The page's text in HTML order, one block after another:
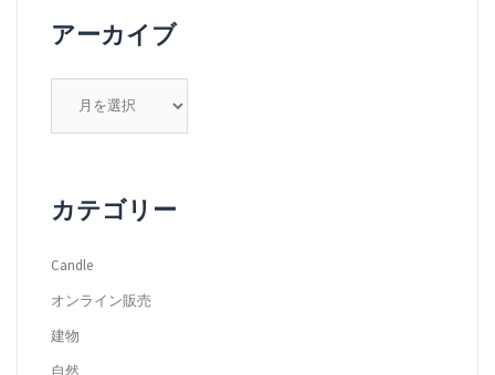
アーカイブ
カ
カテゴリー
Candle
オンライン販売
建物